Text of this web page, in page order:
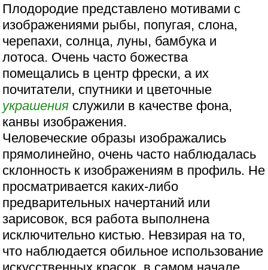
Плодородие представлено мотивами с
изображениями рыбы, попугая, слона,
черепахи, солнца, луны, бамбука и
лотоса. Очень часто божества
помещались в центр фрески, а их
почитатели, спутники и цветочные
украшения служили в качестве фона,
канвы изображения.
Человеческие образы изображались
прямолинейно, очень часто наблюдалась
склонность к изображениям в профиль. Не
просматривается каких-либо
предварительных начертаний или
зарисовок, вся работа выполнена
исключительно кистью. Невзирая на то,
что наблюдается обильное использование